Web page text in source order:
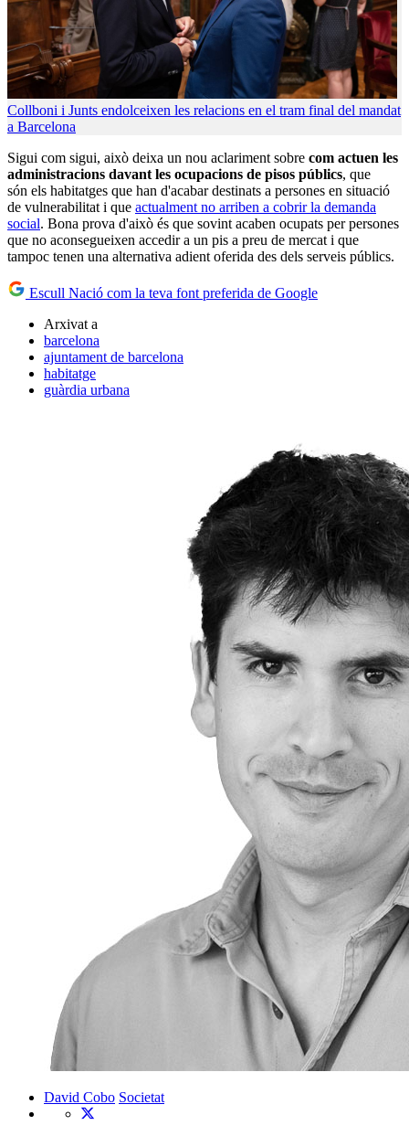
Collboni i Junts endolceixen les relacions en el tram final del mandat
a Barcelona
Sigui com sigui, això deixa un nou aclariment sobre com actuen les
administracions davant les ocupacions de pisos públics, que
són els habitatges que han d'acabar destinats a persones en situació
de vulnerabilitat i que actualment no arriben a cobrir la demanda
social. Bona prova d'això és que sovint acaben ocupats per persones
que no aconsegueixen accedir a un pis a preu de mercat i que
tampoc tenen una alternativa adient oferida des dels serveis públics.
Escull Nació com la teva font preferida de Google
Arxivat a
barcelona
ajuntament de barcelona
habitatge
guàrdia urbana
David Cobo Societat